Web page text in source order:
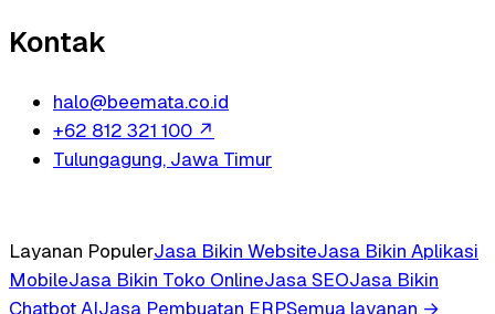
Kontak
halo@beemata.co.id
+62 812 321 100 ↗
Tulungagung, Jawa Timur
Layanan PopulerJasa Bikin WebsiteJasa Bikin Aplikasi
MobileJasa Bikin Toko OnlineJasa SEOJasa Bikin
Chatbot AIJasa Pembuatan ERPSemua layanan →